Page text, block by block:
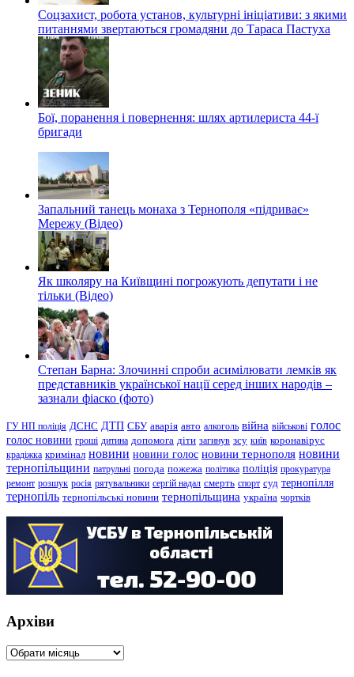
Соцзахист, робота установ, культурні ініціативи: з якими
питаннями звертаються громадяни до Тараса Пастуха
Бої, поранення і повернення: шлях артилериста 44-ї
бригади
Запальний танець монаха з Тернополя «підриває»
Мережу (Відео)
Як школяру на Київщині погрожують депутати і не
тільки (Відео)
Степан Барна: Злочинні спроби асимілювати лемків як
представників української нації серед інших народів –
зазнали фіаско (фото)
ГУ НП поліція ДСНС ДТП СБУ аварія авто алкоголь війна військові голос
голос новини гроші дитина допомога діти загинув зсу київ коронавірус
крадіжка кримінал новини новини голос новини тернополя новини
тернопільщини патрульні погода пожежа політика поліція прокуратура
ремонт розшук росія рятувальники сергій надал смерть спорт суд тернопілля
тернопіль тернопільські новини тернопільщина україна чортків
Архіви
Архіви